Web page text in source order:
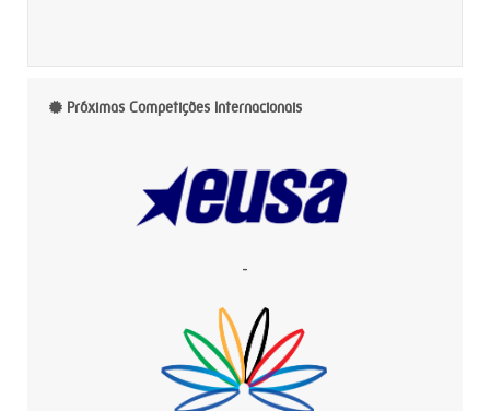
Próximas Competições Internacionais
-